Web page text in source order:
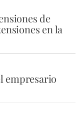
de
en la
empresario